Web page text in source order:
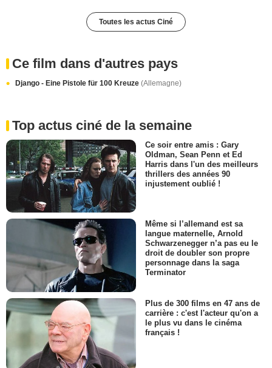
Toutes les actus Ciné
Ce film dans d'autres pays
Django - Eine Pistole für 100 Kreuze (Allemagne)
Top actus ciné de la semaine
Ce soir entre amis : Gary
Oldman, Sean Penn et Ed
Harris dans l'un des meilleurs
thrillers des années 90
injustement oublié !
Même si l’allemand est sa
langue maternelle, Arnold
Schwarzenegger n’a pas eu le
droit de doubler son propre
personnage dans la saga
Terminator
Plus de 300 films en 47 ans de
carrière : c'est l'acteur qu'on a
le plus vu dans le cinéma
français !